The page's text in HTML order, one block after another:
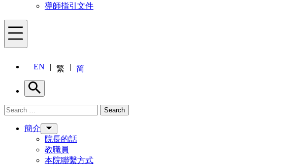
導師指引文件
Menu
EN 繁 简
Search
Search for: Search
簡介
院長的話
教職員
本院聯繫方式